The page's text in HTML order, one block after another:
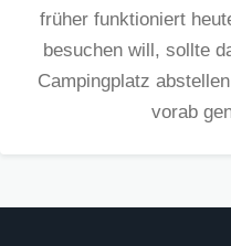
früher funktioniert
besuchen will, sollte
Campingplatz
vorab